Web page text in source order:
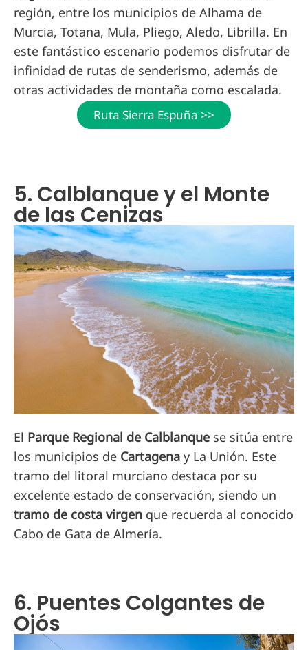
región, entre los municipios de Alhama de
Murcia, Totana, Mula, Pliego, Aledo, Librilla. En
este fantástico escenario podemos disfrutar de
infinidad de rutas de senderismo, además de
otras actividades de montaña como escalada.
Ruta Sierra Espuña >>
5. Calblanque y el Monte
de las Cenizas
El Parque Regional de Calblanque se sitúa entre
los municipios de Cartagena y La Unión. Este
tramo del litoral murciano destaca por su
excelente estado de conservación, siendo un
tramo de costa virgen que recuerda al conocido
Cabo de Gata de Almería.
6. Puentes Colgantes de
Ojós